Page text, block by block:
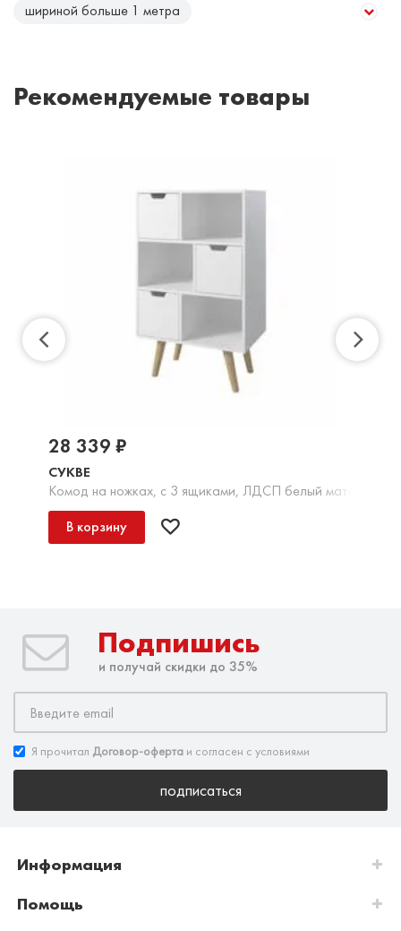
шириной больше 1 метра
Рекомендуемые товары
СУКВЕ
Комод на ножках, с 3 ящиками, ЛДСП белый матовый
28 339 ₽
В корзину
Подпишись
и получай скидки до 35%
Я прочитал Договор-оферта и согласен с условиями
подписаться
Информация
Помощь